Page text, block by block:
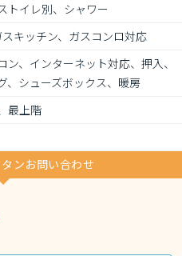
トイレ別、シャワー
キッチン、ガスコンロ対応
ン、インターネット対応、押入、
、シューズボックス、暖房
最上階
ンお問い合わせ